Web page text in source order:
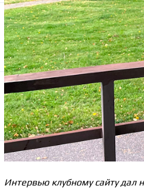
Интервью клубному сайту дал